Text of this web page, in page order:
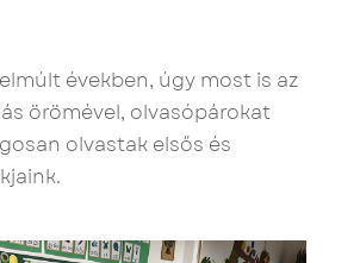
években, úgy most is az
örömével, olvasópárokat
olvastak elsős és